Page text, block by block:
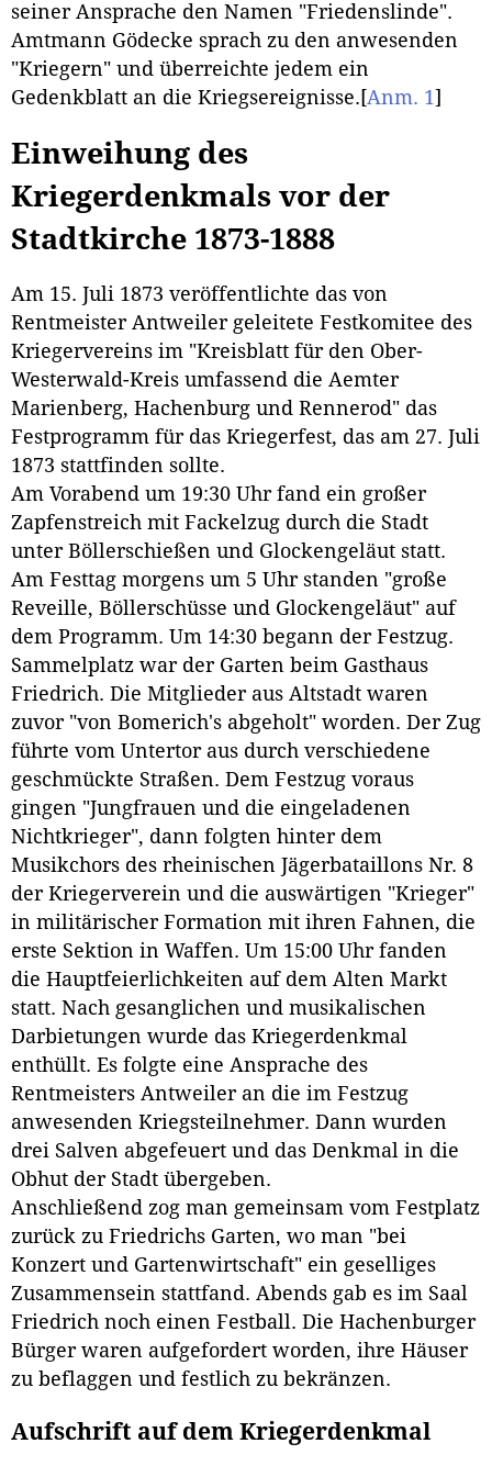
seiner Ansprache den Namen "Friedenslinde".
Amtmann Gödecke sprach zu den anwesenden
"Kriegern" und überreichte jedem ein
Gedenkblatt an die Kriegsereignisse. [Anm. 1]
Einweihung des
Kriegerdenkmals vor der
Stadtkirche 1873-1888
Am 15. Juli 1873 veröffentlichte das von
Rentmeister Antweiler geleitete Festkomitee des
Kriegervereins im "Kreisblatt für den Ober-
Westerwald-Kreis umfassend die Aemter
Marienberg, Hachenburg und Rennerod" das
Festprogramm für das Kriegerfest, das am 27. Juli
1873 stattfinden sollte.
Am Vorabend um 19:30 Uhr fand ein großer
Zapfenstreich mit Fackelzug durch die Stadt
unter Böllerschießen und Glockengeläut statt.
Am Festtag morgens um 5 Uhr standen "große
Reveille, Böllerschüsse und Glockengeläut" auf
dem Programm. Um 14:30 begann der Festzug.
Sammelplatz war der Garten beim Gasthaus
Friedrich. Die Mitglieder aus Altstadt waren
zuvor "von Bomerich's abgeholt" worden. Der Zug
führte vom Untertor aus durch verschiedene
geschmückte Straßen. Dem Festzug voraus
gingen "Jungfrauen und die eingeladenen
Nichtkrieger", dann folgten hinter dem
Musikchors des rheinischen Jägerbataillons Nr. 8
der Kriegerverein und die auswärtigen "Krieger"
in militärischer Formation mit ihren Fahnen, die
erste Sektion in Waffen. Um 15:00 Uhr fanden
die Hauptfeierlichkeiten auf dem Alten Markt
statt. Nach gesanglichen und musikalischen
Darbietungen wurde das Kriegerdenkmal
enthüllt. Es folgte eine Ansprache des
Rentmeisters Antweiler an die im Festzug
anwesenden Kriegsteilnehmer. Dann wurden
drei Salven abgefeuert und das Denkmal in die
Obhut der Stadt übergeben.
Anschließend zog man gemeinsam vom Festplatz
zurück zu Friedrichs Garten, wo man "bei
Konzert und Gartenwirtschaft" ein geselliges
Zusammensein stattfand. Abends gab es im Saal
Friedrich noch einen Festball. Die Hachenburger
Bürger waren aufgefordert worden, ihre Häuser
zu beflaggen und festlich zu bekränzen.
Aufschrift auf dem Kriegerdenkmal